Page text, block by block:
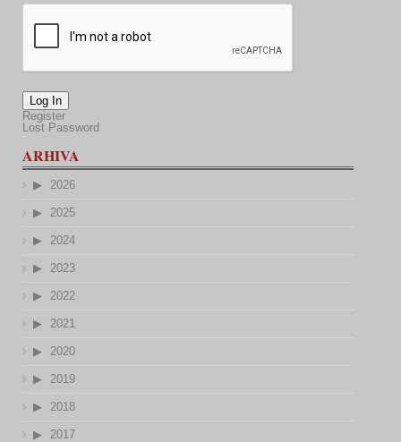
Log In
Register
Lost Password
ARHIVA
2026
2025
2024
2023
2022
2021
2020
2019
2018
2017